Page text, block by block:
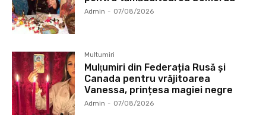
Admin - 07/08/2026
Multumiri
Mulţumiri din Federația Rusă și
Canada pentru vrăjitoarea
Vanessa, prințesa magiei negre
Admin - 07/08/2026